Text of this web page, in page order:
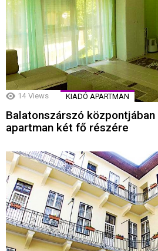
14 Views KIADÓ APARTMAN
Balatonszárszó
apartman két fő részére